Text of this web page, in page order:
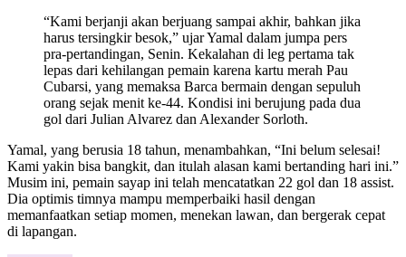
“Kami berjanji akan berjuang sampai akhir, bahkan jika
harus tersingkir besok,” ujar Yamal dalam jumpa pers
pra-pertandingan, Senin. Kekalahan di leg pertama tak
lepas dari kehilangan pemain karena kartu merah Pau
Cubarsi, yang memaksa Barca bermain dengan sepuluh
orang sejak menit ke-44. Kondisi ini berujung pada dua
gol dari Julian Alvarez dan Alexander Sorloth.
Yamal, yang berusia 18 tahun, menambahkan, “Ini belum selesai!
Kami yakin bisa bangkit, dan itulah alasan kami bertanding hari ini.”
Musim ini, pemain sayap ini telah mencatatkan 22 gol dan 18 assist.
Dia optimis timnya mampu memperbaiki hasil dengan
memanfaatkan setiap momen, menekan lawan, dan bergerak cepat
di lapangan.